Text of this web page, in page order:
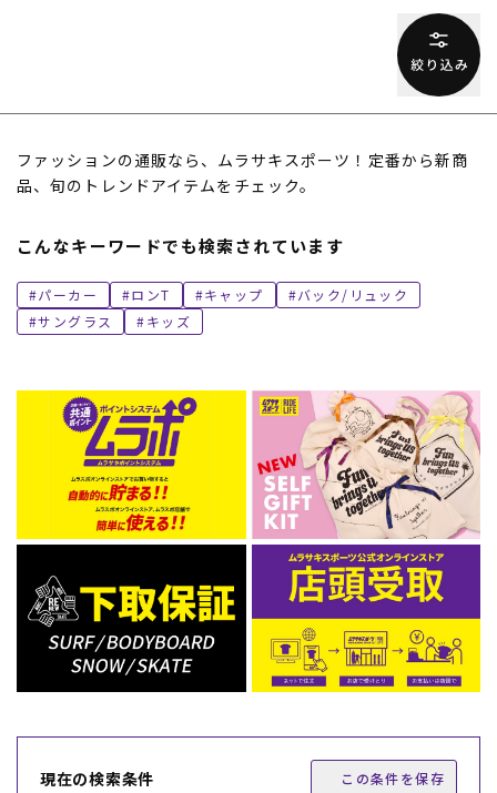
ファッションの通販なら、ムラサキスポーツ！定番から新商
品、旬のトレンドアイテムをチェック。
こんなキーワードでも検索されています
パーカー ロンT キャップ
バック/リュック
サングラス
キッズ
現在の検索条件 この条件を保存